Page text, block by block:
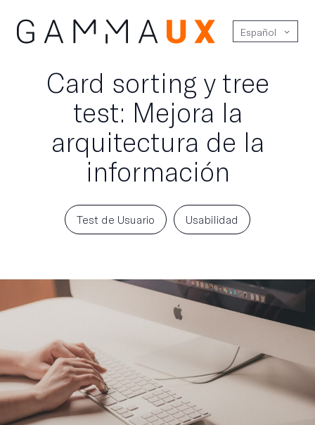
Español
Card sorting y tree
test: Mejora la
arquitectura de la
información
Test de Usuario Usabilidad